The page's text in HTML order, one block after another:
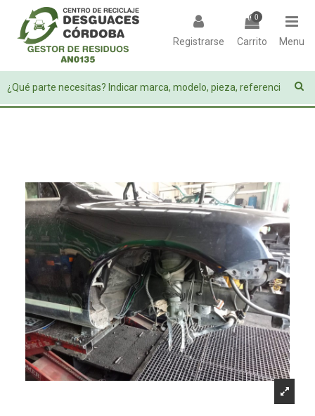
Registrarse
0
Carrito Menu